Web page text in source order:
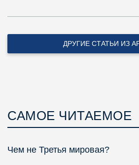
ДРУГИЕ СТАТЬИ ИЗ
САМОЕ ЧИТАЕМОЕ
Чем не Третья мировая?